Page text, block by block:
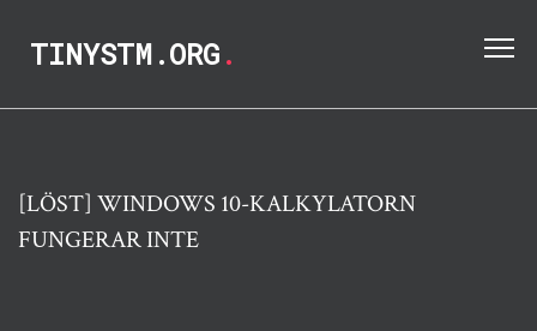
TINYSTM.ORG.
[LÖST] WINDOWS 10-KALKYLATORN
FUNGERAR INTE